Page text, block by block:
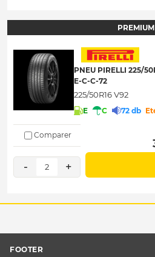
PREMIUM
PNEU PIRELLI 225/
E-C-C-72
225/50R16 V92
E C 72 db
Comparer
- 2 +
FOOTER